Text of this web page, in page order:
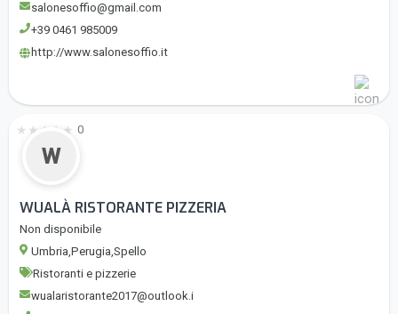
salonesoffio@gmail.com
+39 0461 985009
http://www.salonesoffio.it
W
★ ★ ★ ★ ★ 0
WUALÀ RISTORANTE PIZZERIA
Non disponibile
Umbria,Perugia,Spello
Ristoranti e pizzerie
wualaristorante2017@outlook.i